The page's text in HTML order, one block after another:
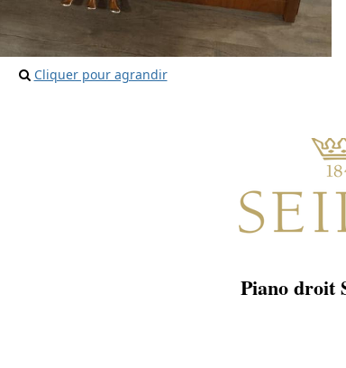
Cliquer pour agrandir
Piano droit